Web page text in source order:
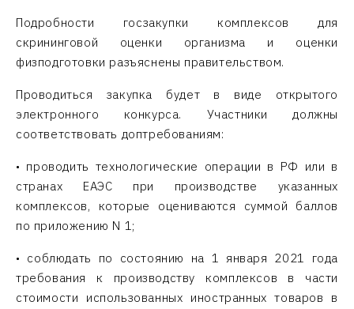
Подробности госзакупки комплексов для
скрининговой оценки организма и оценки
физподготовки разъяснены правительством.
Проводиться закупка будет в виде открытого
электронного конкурса. Участники должны
соответствовать доптребованиям:
• проводить технологические операции в РФ или в
странах ЕАЭС при производстве указанных
комплексов, которые оцениваются суммой баллов
по приложению N 1;
• соблюдать по состоянию на 1 января 2021 года
требования к производству комплексов в части
стоимости использованных иностранных товаров в